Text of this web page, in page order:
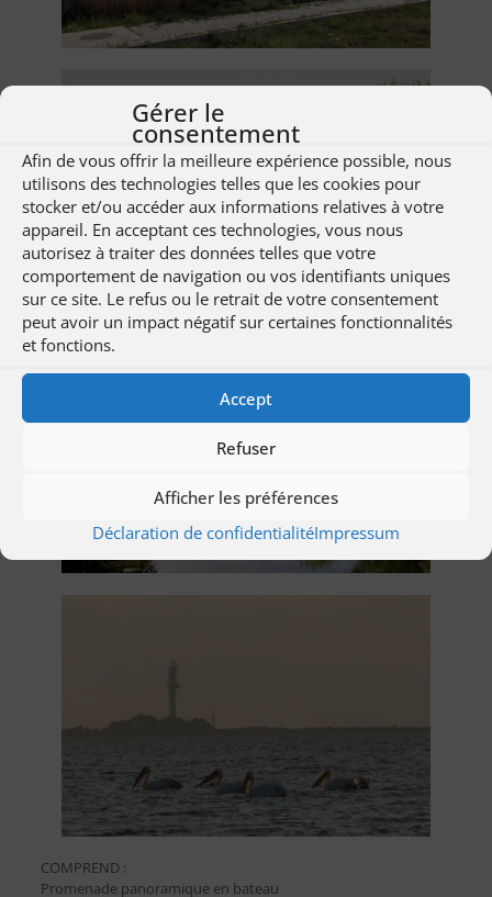
Gérer le
consentement
Afin de vous offrir la meilleure expérience possible, nous
utilisons des technologies telles que les cookies pour
stocker et/ou accéder aux informations relatives à votre
appareil. En acceptant ces technologies, vous nous
autorisez à traiter des données telles que votre
comportement de navigation ou vos identifiants uniques
sur ce site. Le refus ou le retrait de votre consentement
peut avoir un impact négatif sur certaines fonctionnalités
et fonctions.
Accept
Refuser
Afficher les préférences
Déclaration de confidentialitéImpressum
COMPREND :
Promenade panoramique en bateau